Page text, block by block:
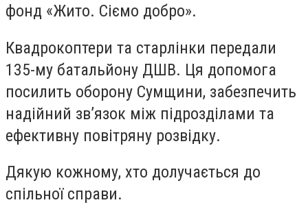
фонд «Жито. Сіємо добро».
Квадрокоптери та старлінки передали
135-му батальйону ДШВ. Ця допомога
посилить оборону Сумщини, забезпечить
надійний звʼязок між підрозділами та
ефективну повітряну розвідку.
Дякую кожному, хто долучається до
спільної справи.